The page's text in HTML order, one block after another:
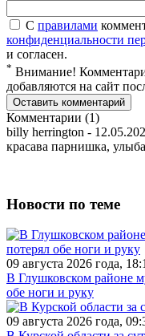
С правилами
конфиденциальности
и согласен.
* Внимание!
добавляются на сайт
Комментарии (1)
billy herrington -
красава парнишка,
Новости по теме
09 августа 2026 года,
В Глушковском районе
обе ноги и руку
09 августа 2026 года,